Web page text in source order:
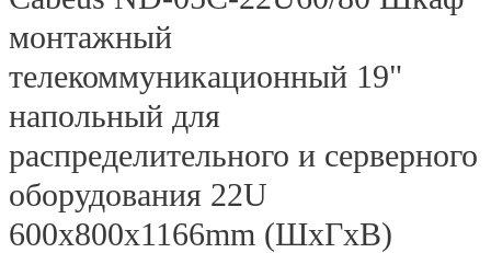
монтажный
телекоммуникационный 19"
напольный для
распределительного и серверного
оборудования 22U
600x800x1166mm (ШхГхВ)